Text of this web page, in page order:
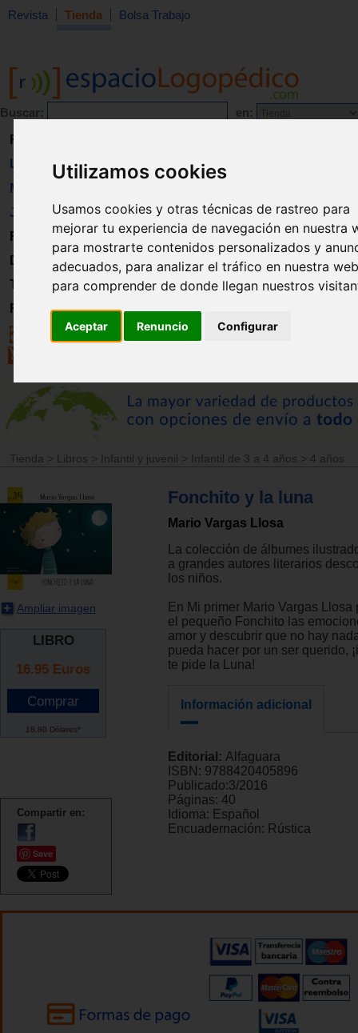
Utilizamos cookies
Usamos cookies y otras técnicas de rastreo para
mejorar tu experiencia de navegación en nuestra
para mostrarte contenidos personalizados y
adecuados, para analizar el tráfico en nuestra
para comprender de donde llegan nuestros
Aceptar Renuncio Configurar
Revista Tienda Bolsa Trabajo
Buscar: en:
Revista
Libros
Material
Juguetes
Formación
Directorio
Trabajo
Registro
Tienda > Libros > Infantil y juvenil > Infantil de 3 a 4 años > 4 años
Ampliar imagen
LIBRO
16.95 Euros
18.80 Dólares*
Compartir en:
Save
Fonchito y la luna
Mario Vargas Llosa
La colección de álbumes
a grandes autores literarios
los niños.
En Mi primer Mario Vargas Llosa
el pequeño Fonchito las
amor y descubrir que no hay
pueda hacer por un ser querido,
te pide la Luna!
Información adicional
Editorial: Alfaguara
ISBN: 9788420405896
Publicado:3/2016
Páginas: 40
Idioma: Español
Encuadernación: Rústica